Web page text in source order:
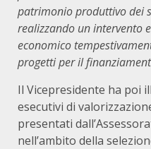
patrimonio produttivo dei
realizzando un intervento
economico
progetti per il
Il Vicepresidente ha
esecutivi di
presentati
nell’ambito della